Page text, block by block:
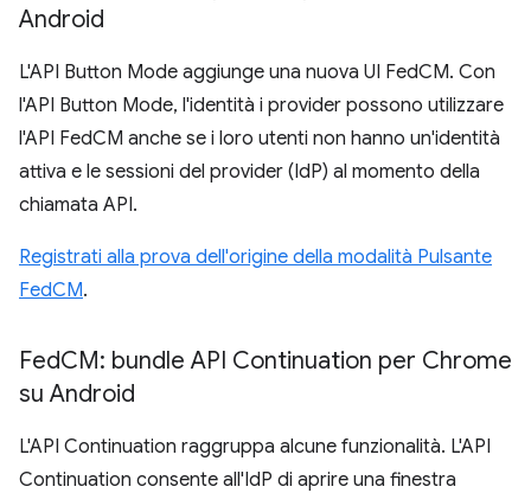
Android
L'API Button Mode aggiunge una nuova UI FedCM. Con
l'API Button Mode, l'identità i provider possono utilizzare
l'API FedCM anche se i loro utenti non hanno un'identità
attiva e le sessioni del provider (IdP) al momento della
chiamata API.
Registrati alla prova dell'origine della modalità Pulsante
FedCM.
FedCM: bundle API Continuation per Chrome
su Android
L'API Continuation raggruppa alcune funzionalità. L'API
Continuation consente all'IdP di aprire una finestra